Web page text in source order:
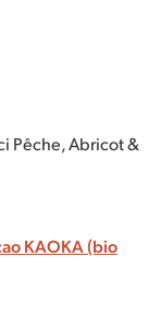
Pêche, Abricot &
KAOKA (bio